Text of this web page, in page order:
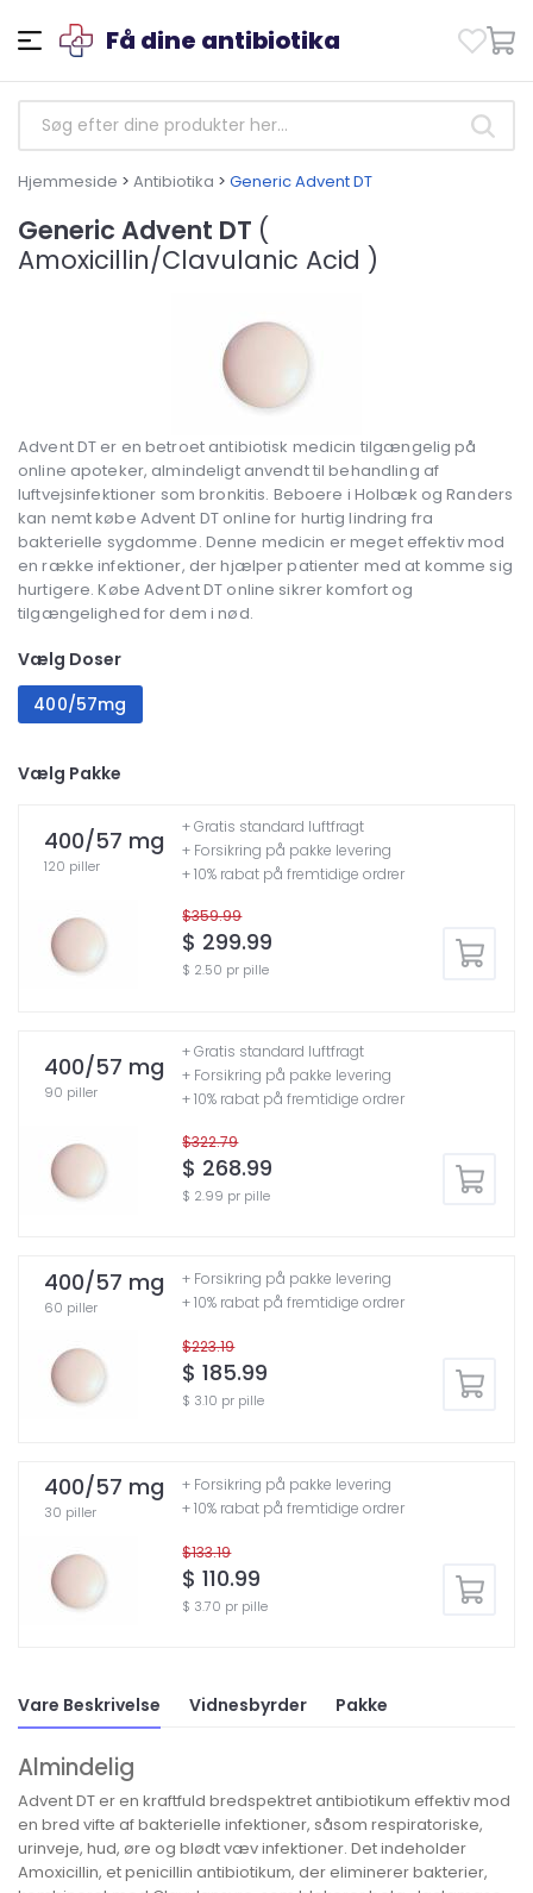
Få dine antibiotika
Hjemmeside > Antibiotika > Generic Advent DT
Generic Advent DT (
Amoxicillin/Clavulanic Acid )
Advent DT er en betroet antibiotisk medicin tilgængelig på
online apoteker, almindeligt anvendt til behandling af
luftvejsinfektioner som bronkitis. Beboere i Holbæk og Randers
kan nemt købe Advent DT online for hurtig lindring fra
bakterielle sygdomme. Denne medicin er meget effektiv mod
en række infektioner, der hjælper patienter med at komme sig
hurtigere. Købe Advent DT online sikrer komfort og
tilgængelighed for dem i nød.
Vælg Doser
400/57mg
Vælg Pakke
400/57 mg
120 piller
$359.99
$ 299.99
$ 2.50 pr pille
+ Gratis standard luftfragt
+ Forsikring på pakke levering
+ 10% rabat på fremtidige ordrer
400/57 mg
90 piller
$322.79
$ 268.99
$ 2.99 pr pille
+ Gratis standard luftfragt
+ Forsikring på pakke levering
+ 10% rabat på fremtidige ordrer
400/57 mg
60 piller
$223.19
$ 185.99
$ 3.10 pr pille
+ Forsikring på pakke levering
+ 10% rabat på fremtidige ordrer
400/57 mg
30 piller
$133.19
$ 110.99
$ 3.70 pr pille
+ Forsikring på pakke levering
+ 10% rabat på fremtidige ordrer
Vare Beskrivelse Vidnesbyrder Pakke
Almindelig
Advent DT er en kraftfuld bredspektret antibiotikum effektiv mod
en bred vifte af bakterielle infektioner, såsom respiratoriske,
urinveje, hud, øre og blødt væv infektioner. Det indeholder
Amoxicillin, et penicillin antibiotikum, der eliminerer bakterier,